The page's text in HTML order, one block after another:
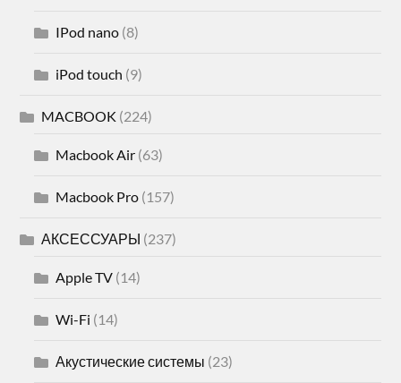
IPod nano (8)
iPod touch (9)
MACBOOK (224)
Macbook Air (63)
Macbook Pro (157)
АКСЕССУАРЫ (237)
Apple TV (14)
Wi-Fi (14)
Акустические системы (23)